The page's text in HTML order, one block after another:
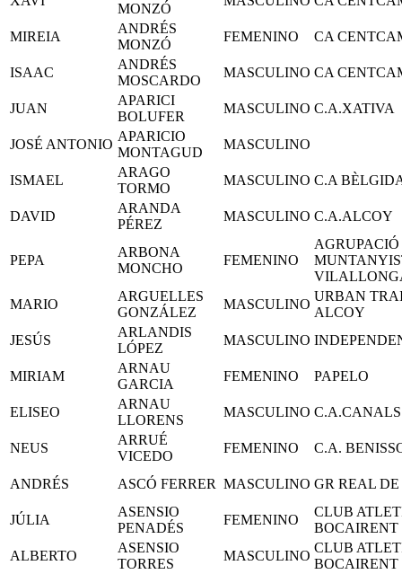
MONZÓ
MIREIA
ANDRÉS
MONZÓ
FEMENINO CA
ISAAC
ANDRÉS
MOSCARDO
MASCULINO CA
JUAN
APARICI
BOLUFER
MASCULINO C.A.XATIVA
JOSÉ ANTONIO
APARICIO
MONTAGUD
MASCULINO
ISMAEL
ARAGO
TORMO
MASCULINO C.A
DAVID
ARANDA
PÉREZ
MASCULINO C.A.ALCOY
PEPA
ARBONA
MONCHO
FEMENINO
AGRUPACIÓ
MARIO
ARGUELLES
GONZÁLEZ
MASCULINO
URBAN
ALCOY
JESÚS
ARLANDIS
LÓPEZ
MASCULINO
MIRIAM
ARNAU
GARCIA
FEMENINO PAPELO
ELISEO
ARNAU
LLORENS
MASCULINO C.A.CANALS
NEUS
ARRUÉ
VICEDO
FEMENINO C.A.
ANDRÉS ASCÓ FERRER MASCULINO GR REAL
JÚLIA
ASENSIO
PENADÉS
FEMENINO
CLUB
BOCAIRENT
ALBERTO
ASENSIO
TORRES
MASCULINO
CLUB
BOCAIRENT